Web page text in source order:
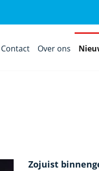
Contact Over ons
Zojuist